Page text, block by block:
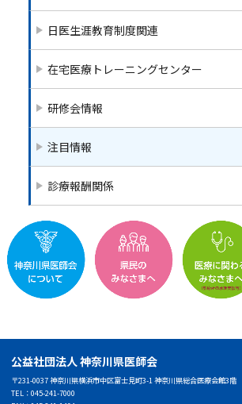
日医生涯教育制度関連
在宅医療トレーニングセンター
研修会情報
注目情報
診療報酬関係
公益社団法人 神奈川県医師会
〒231-0037 神奈川県横浜市中区富士見町3-1 神奈川県総合医療会館3階
TEL：045-241-7000